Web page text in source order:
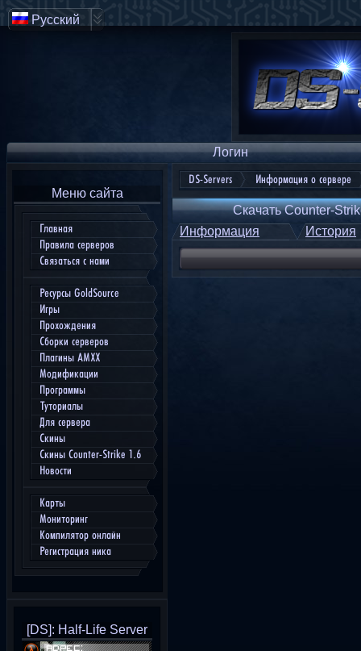
Логин
Меню сайта
Главная
Правила серверов
Связаться с нами
Ресурсы GoldSource
Игры
Прохождения
Сборки серверов
Плагины AMXX
Модификации
Программы
Туториалы
Для сервера
Скины
Скины Counter-Strike 1.6
Новости
Карты
Мониторинг
Компилятор онлайн
Регистрация ника
[DS]: Half-Life Server
DS-Servers Информация о сервере
Скачать Counter-
Информация
История
Русский